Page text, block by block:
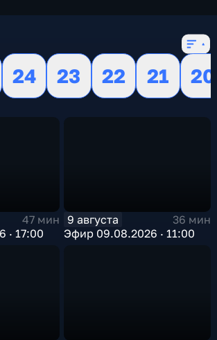
24 23 22 21
20
47 мин
· 17:00
9 августа
36 мин
Эфир 09.08.2026 · 11:00